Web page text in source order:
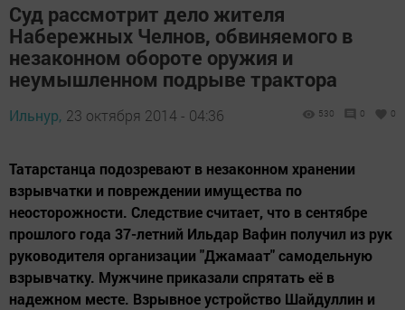
Суд рассмотрит дело жителя
Набережных Челнов, обвиняемого в
незаконном обороте оружия и
неумышленном подрыве трактора
Ильнур, 23 октября 2014 - 04:36 530 0 0
Татарстанца подозревают в незаконном хранении
взрывчатки и повреждении имущества по
неосторожности. Следствие считает, что в сентябре
прошлого года 37-летний Ильдар Вафин получил из рук
руководителя организации "Джамаат" самодельную
взрывчатку. Мужчине приказали спрятать её в
надежном месте. Взрывное устройство Шайдуллин и